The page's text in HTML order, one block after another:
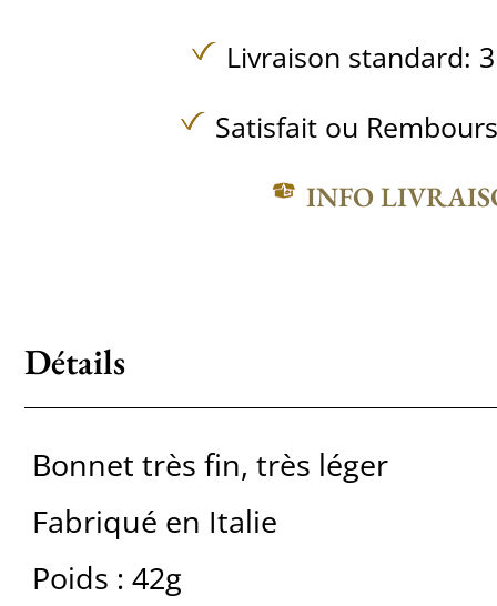
Livraison standard:
Satisfait ou
INFO
Détails
Bonnet très fin, très léger
Fabriqué en Italie
Poids : 42g